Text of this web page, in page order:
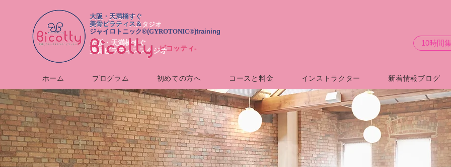
大阪・天満橋すぐ
美骨ピラティススタジオ
​大阪・天満橋すぐ
美骨ピラティススタジオ
​大阪・天満橋すぐ
美骨ピラティス＆
ジャイロトニック®︎(GYROTONIC®)training
-ビコッティ-
10時間
ホーム プログラム 初めての方へ コースと料金 インストラクター 新着情報ブログ